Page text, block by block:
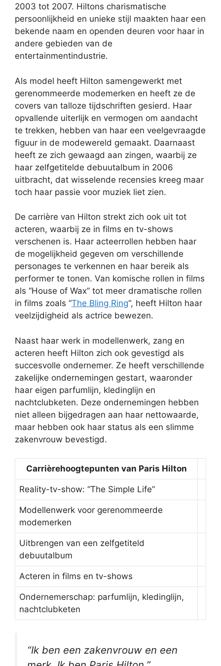
2003 tot 2007. Hiltons charismatische
persoonlijkheid en unieke stijl maakten haar een
bekende naam en openden deuren voor haar in
andere gebieden van de
entertainmentindustrie.
Als model heeft Hilton samengewerkt met
gerenommeerde modemerken en heeft ze de
covers van talloze tijdschriften gesierd. Haar
opvallende uiterlijk en vermogen om aandacht
te trekken, hebben van haar een veelgevraagde
figuur in de modewereld gemaakt. Daarnaast
heeft ze zich gewaagd aan zingen, waarbij ze
haar zelfgetitelde debuutalbum in 2006
uitbracht, dat wisselende recensies kreeg maar
toch haar passie voor muziek liet zien.
De carrière van Hilton strekt zich ook uit tot
acteren, waarbij ze in films en tv-shows
verschenen is. Haar acteerrollen hebben haar
de mogelijkheid gegeven om verschillende
personages te verkennen en haar bereik als
performer te tonen. Van komische rollen in films
als “House of Wax” tot meer dramatische rollen
in films zoals “The Bling Ring“, heeft Hilton haar
veelzijdigheid als actrice bewezen.
Naast haar werk in modellenwerk, zang en
acteren heeft Hilton zich ook gevestigd als
succesvolle ondernemer. Ze heeft verschillende
zakelijke ondernemingen gestart, waaronder
haar eigen parfumlijn, kledinglijn en
nachtclubketen. Deze ondernemingen hebben
niet alleen bijgedragen aan haar nettowaarde,
maar hebben ook haar status als een slimme
zakenvrouw bevestigd.
Carrièrehoogtepunten van Paris Hilton
Reality-tv-show: “The Simple Life”
Modellenwerk voor gerenommeerde
modemerken
Uitbrengen van een zelfgetiteld
debuutalbum
Acteren in films en tv-shows
Ondernemerschap: parfumlijn, kledinglijn,
nachtclubketen
“Ik ben een zakenvrouw en een